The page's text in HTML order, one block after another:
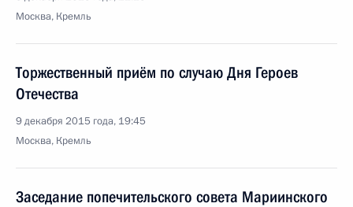
Москва, Кремль
Торжественный приём по случаю Дня Героев
Отечества
9 декабря 2015 года, 19:45
Москва, Кремль
Заседание попечительского совета Мариинского